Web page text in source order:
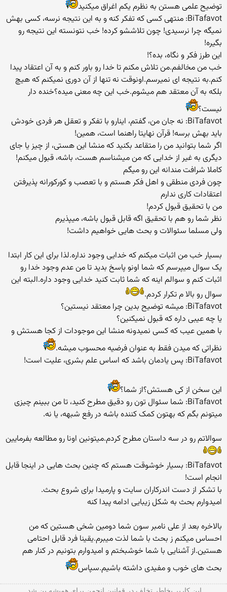
توضیح علمی هستن به نظرم یکم اغراق میکنید
BiTafavot: منتهی کسی که تفکر کنه و به این نتیجه نرسه، کسی بهش
نمیگه چرا نرسیدی! چون تلاششو کرده! خب نتونسته این نتیجه رو
بگیره!
این طرز فکر و نگاه، بده؟!
خب من مخالفم.من تلاش مکنم تا خدا رو باور کنم و به آن اعتقاد پیدا
کنم.به نتیجه ای نمیرسم.اونوقت نه تنها از آن دوری نمیکنم که هیچ
بلکه به آن معتقد هم میشوم.خب این چه معنی میده؟خنده دار
نیست؟
BiTafavot: نه جان من، گفتم، اینارو با تفکر و تعقل هر فردی خودش
باید بهش برسه! قرآن نهایتا راهنما است، همین!
اگر شما بتوانید من را متقاعد بکنید که منشا این هستی، از چیز یا جای
دیگری به غیر از خدایی که من میشناسم هست، باشه، قبول میکنم!
کاملا شرافت مندانه این رو میگم
چون فردی منطقی و اهل فکر هستم و با تعصب و کورکورانه پذیرفتن
اعتقادات کاری ندارم
من با تحقیق قبول کردم!
نظر شما رو هم با تحقیق اگه قابل قبول باشه، میپذیرم
ولی مسلما سئوالات و بحث هایی خواهیم داشت!
بسیار خب من اثبات میکنم که خدایی وجود نداره.لذا برای این کار ابتدا
یک سوال میپرسم که شما اونو پاسخ بدید تا من عدم وجود خدا رو
اثبات کنم و سوالم اینه که شما ثابت کنید خدایی وجود داره.البته این
سوال رو بالا م تکرار کردم.
BiTafavot: میشه توضیح بدین چرا معتقد نیستین؟
یا چه عیبی داره که قبول نمیکنین؟
با همین عیب که کسی نمیدونه منشا این موجودات از کجا هستش و
نظراتی که میدن فقط به عنوان فرضیه محسوب میشه.
BiTafavot: پس یادمان باشد که اساس علم بشری، علیت است!
این سخن از کی هستش؟از شما؟
BiTafavot: شما سئوال تون رو دقیق مطرح کنید، تا من ببینم چیزی
میتونم بگم که بهتون کمک کننده باشه در رفع شبهه، یا نه.
سوالاتم رو در سه داستان مطرح کردم.میتونین اونا رو مطالعه بفرمایین
BiTafavot: بسیار خوشوقت هستم که چنین بحث هایی در اینجا قابل
انجام است!
با تشکر از دست اندرکاران سایت و پارمیدا برای شروع بحث.
امیدوارم بحث به شکل زیبایی ادامه پیدا کنه
بالاخره بعد از علی نامبر سون شما دومین شخی هستین که من
احساس میکنم ز بحث با شما لذت میبرم.یقینا فرد قابل احتامی
هستین.از آشنایی با شما خوشبختم و امیدوارم بتونیم در کنار هم
بحث های خوب و مفیدی داشته باشیم.سپاس